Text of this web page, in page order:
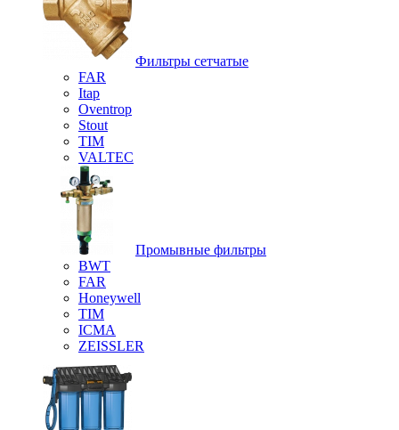
Фильтры сетчатые
FAR
Itap
Oventrop
Stout
TIM
VALTEC
Промывные фильтры
BWT
FAR
Honeywell
TIM
ICMA
ZEISSLER